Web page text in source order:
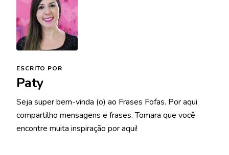
ESCRITO POR
Paty
Seja super bem-vinda (o) ao Frases Fofas. Por aqui
compartilho mensagens e frases. Tomara que você
encontre muita inspiração por aqui!